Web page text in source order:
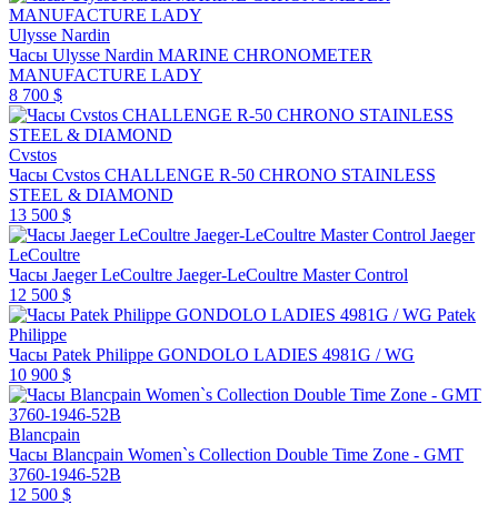
Ulysse Nardin
Часы Ulysse Nardin MARINE CHRONOMETER
MANUFACTURE LADY
8 700 $
Cvstos
Часы Cvstos CHALLENGE R-50 CHRONO STAINLESS
STEEL & DIAMOND
13 500 $
Jaeger
LeCoultre
Часы Jaeger LeCoultre Jaeger-LeCoultre Master Control
12 500 $
Patek
Philippe
Часы Patek Philippe GONDOLO LADIES 4981G / WG
10 900 $
Blancpain
Часы Blancpain Women`s Collection Double Time Zone - GMT
3760-1946-52B
12 500 $